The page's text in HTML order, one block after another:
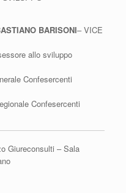
BARISONI– VICE
allo sviluppo
Confesercenti
Confesercenti
Giureconsulti – Sala